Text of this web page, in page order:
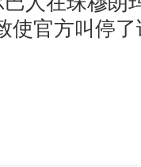
使官方叫停